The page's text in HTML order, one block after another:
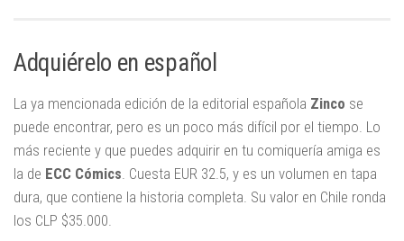
Adquiérelo en español
La ya mencionada edición de la editorial española Zinco se
puede encontrar, pero es un poco más difícil por el tiempo. Lo
más reciente y que puedes adquirir en tu comiquería amiga es
la de ECC Cómics . Cuesta EUR 32.5, y es un volumen en tapa
dura, que contiene la historia completa. Su valor en Chile ronda
los CLP $35.000.